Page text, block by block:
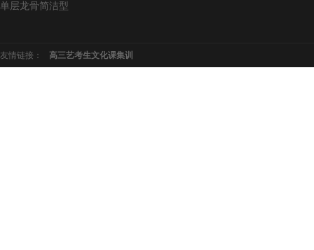
单层龙骨简洁型
友情链接： 高三艺考生文化课集训